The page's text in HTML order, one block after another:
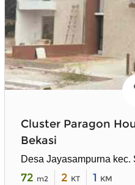
Cluster Paragon
Bekasi
Desa Jayasampurna
72 m2 2 KT 1 KM